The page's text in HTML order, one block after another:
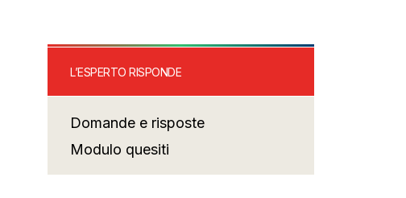
L’ESPERTO RISPONDE
Domande e risposte
Modulo quesiti